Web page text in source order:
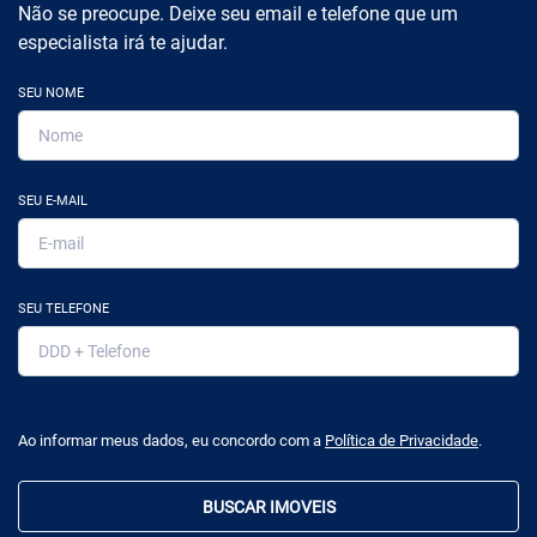
Não se preocupe. Deixe seu email e telefone que um
especialista irá te ajudar.
SEU NOME
SEU E-MAIL
SEU TELEFONE
Ao informar meus dados, eu concordo com a Política de Privacidade.
BUSCAR IMOVEIS